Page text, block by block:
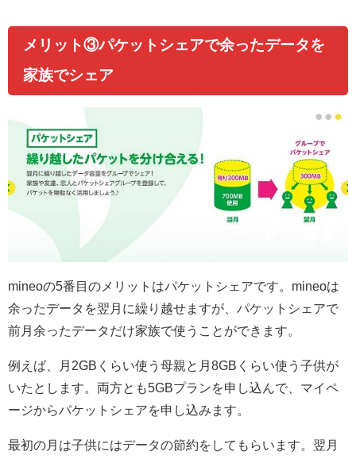
メリット③パケットシェアで余ったデータを
家族でシェア
mineoの5番目のメリットはパケットシェアです。mineoは
余ったデータを翌月に繰り越せますが、パケットシェアで
前月余ったデータだけ家族で使うことができます。
例えば、月2GBくらい使う母親と月8GBくらい使う子供が
いたとします。両方とも5GBプランを申し込んで、マイペ
ージからパケットシェアを申し込みます。
最初の月は子供にはデータの節約をしてもらいます。翌月